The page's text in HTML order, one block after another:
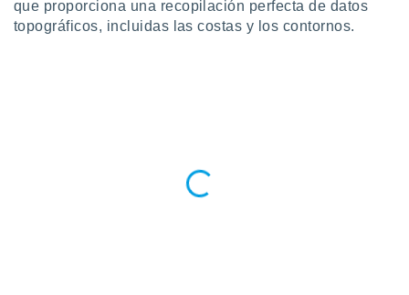
que proporciona una recopilación perfecta de datos
topográficos, incluidas las costas y los contornos.